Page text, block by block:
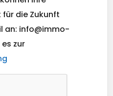
für die Zukunft
an: info@immo-
zur